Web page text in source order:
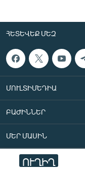
ՈՒՂԻՂ
ՀԵՏԵՎԵՔ ՄԵԶ
ՄՈՒԼՏԻՄԵԴԻԱ
ԲԱԺԻՆՆԵՐ
ՄԵՐ ՄԱՍԻՆ
«Ազատ